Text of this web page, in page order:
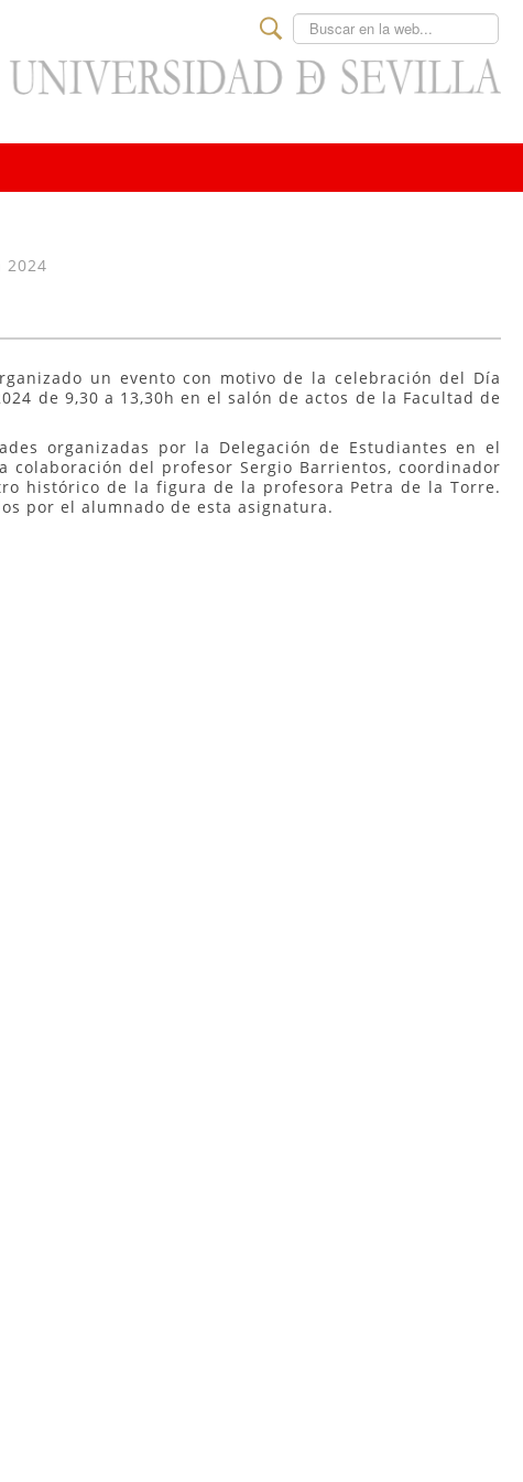
Buscar
2024
un evento con motivo de la celebración del Día
de 9,30 a 13,30h en el salón de actos de la Facultad de
organizadas por la Delegación de Estudiantes en el
colaboración del profesor Sergio Barrientos, coordinador
histórico de la figura de la profesora Petra de la Torre.
por el alumnado de esta asignatura.